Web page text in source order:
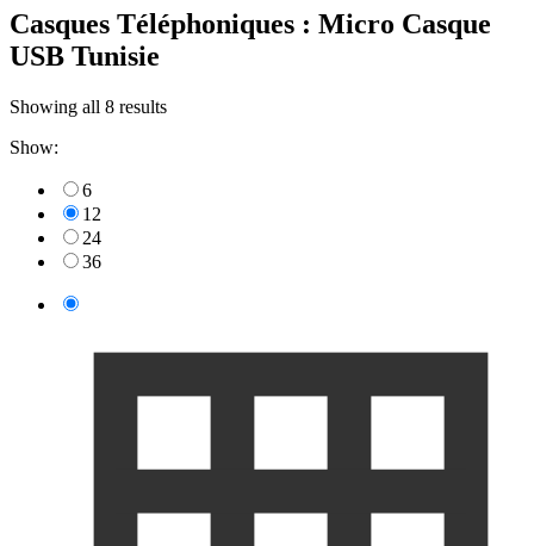
Casques Téléphoniques : Micro Casque
USB Tunisie
Showing all 8 results
Show:
6
12
24
36